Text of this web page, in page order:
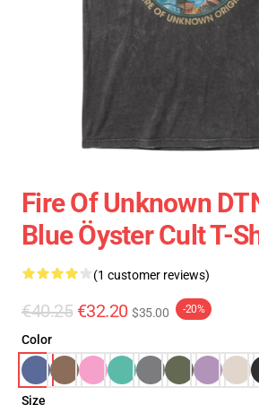
Fire Of Unknown
Blue Öyster Cult T-
(1 customer reviews)
€40.25 €32.20 $35.00 -20%
Color
Size